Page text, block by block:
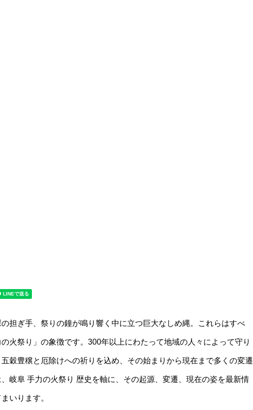
担ぎ手、祭りの鐘が鳴り響く中に立つ巨大なしめ縄。これらはすべ
火祭り」の象徴です。300年以上にわたって地域の人々によって守り
穀豊穣と厄除けへの祈りを込め、その始まりから現在まで多くの変遷
岐阜 手力の火祭り 歴史を軸に、その起源、変遷、現在の姿を最新情
いります。